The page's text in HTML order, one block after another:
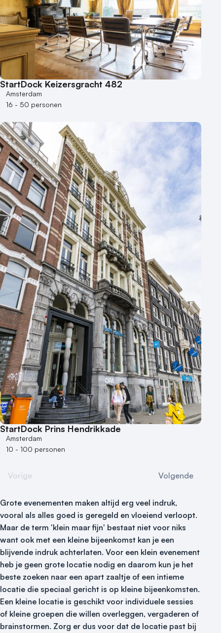
StartDock Keizersgracht 482
Amsterdam
16 - 50 personen
StartDock Prins Hendrikkade
Amsterdam
10 - 100 personen
Vorige Volgende
Grote evenementen maken altijd erg veel indruk,
vooral als alles goed is geregeld en vloeiend verloopt.
Maar de term 'klein maar fijn' bestaat niet voor niks
want ook met een kleine bijeenkomst kan je een
blijvende indruk achterlaten. Voor een klein evenement
heb je geen grote locatie nodig en daarom kun je het
beste zoeken naar een apart zaaltje of een intieme
locatie die speciaal gericht is op kleine bijeenkomsten.
Een kleine locatie is geschikt voor individuele sessies
of kleine groepen die willen overleggen, vergaderen of
brainstormen. Zorg er dus voor dat de locatie past bij